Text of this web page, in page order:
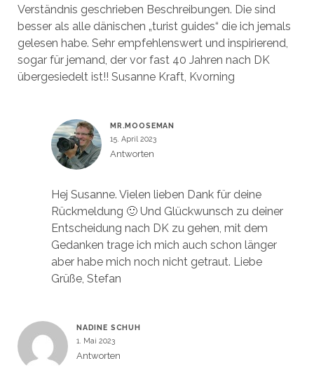
Verständnis geschrieben Beschreibungen. Die sind
besser als alle dänischen „turist guides“ die ich jemals
gelesen habe. Sehr empfehlenswert und inspirierend,
sogar für jemand, der vor fast 40 Jahren nach DK
übergesiedelt ist!! Susanne Kraft, Kvorning
MR.MOOSEMAN
15. April 2023
Antworten
Hej Susanne. Vielen lieben Dank für deine
Rückmeldung 🙂 Und Glückwunsch zu deiner
Entscheidung nach DK zu gehen, mit dem
Gedanken trage ich mich auch schon länger
aber habe mich noch nicht getraut. Liebe
Grüße, Stefan
NADINE SCHUH
1. Mai 2023
Antworten